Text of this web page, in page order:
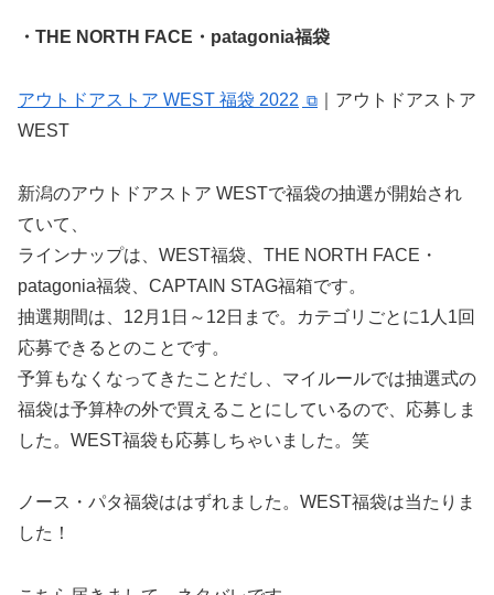
・THE NORTH FACE・patagonia福袋
アウトドアストア WEST 福袋 2022
｜アウトドアストア
WEST
新潟のアウトドアストア WESTで福袋の抽選が開始され
ていて、
ラインナップは、WEST福袋、THE NORTH FACE・
patagonia福袋、CAPTAIN STAG福箱です。
抽選期間は、12月1日～12日まで。カテゴリごとに1人1回
応募できるとのことです。
予算もなくなってきたことだし、マイルールでは抽選式の
福袋は予算枠の外で買えることにしているので、応募しま
した。WEST福袋も応募しちゃいました。笑
ノース・パタ福袋ははずれました。WEST福袋は当たりま
した！